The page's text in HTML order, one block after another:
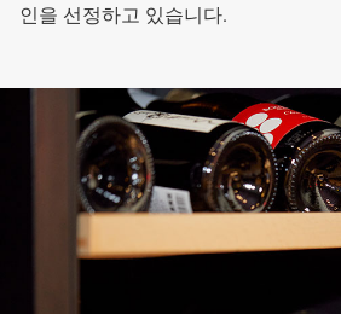
인을 선정하고 있습니다.